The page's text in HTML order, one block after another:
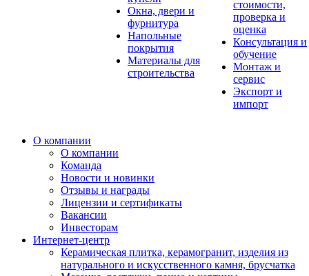
Окна, двери и
фурнитура
Напольные
покрытия
Материалы для
строительства
стоимости,
проверка и
оценка
Консультация и
обучение
Монтаж и
сервис
Экспорт и
импорт
О компании
О компании
Команда
Новости и новинки
Отзывы и награды
Лицензии и сертификаты
Вакансии
Инвесторам
Интернет-центр
Керамическая плитка, керамогранит, изделия из
натурального и искусственного камня, брусчатка